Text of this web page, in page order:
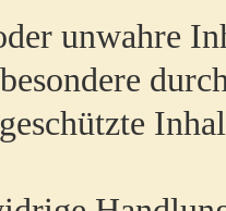
unwahre